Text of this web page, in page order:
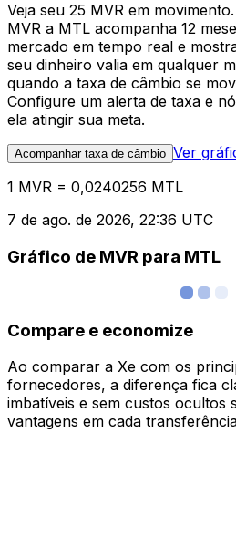
Veja seu 25 MVR em
MVR a MTL acompanha 12
mercado em tempo real e
seu dinheiro valia em qualquer
quando a taxa de câmbio se
Configure um alerta de taxa e
ela atingir sua meta.
Acompanhar taxa de câmbio Ver
1 MVR = 0,0240256 MTL
7 de ago. de 2026, 22:36 UTC
Gráfico de MVR para MTL
Compare e economize
Ao comparar a Xe com os
fornecedores, a diferença fica
imbatíveis e sem custos ocultos
vantagens em cada